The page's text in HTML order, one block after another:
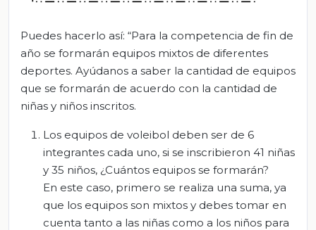
Puedes hacerlo así: “Para la competencia de fin de
año se formarán equipos mixtos de diferentes
deportes. Ayúdanos a saber la cantidad de equipos
que se formarán de acuerdo con la cantidad de
niñas y niños inscritos.
Los equipos de voleibol deben ser de 6
integrantes cada uno, si se inscribieron 41 niñas
y 35 niños, ¿Cuántos equipos se formarán?
En este caso, primero se realiza una suma, ya
que los equipos son mixtos y debes tomar en
cuenta tanto a las niñas como a los niños para